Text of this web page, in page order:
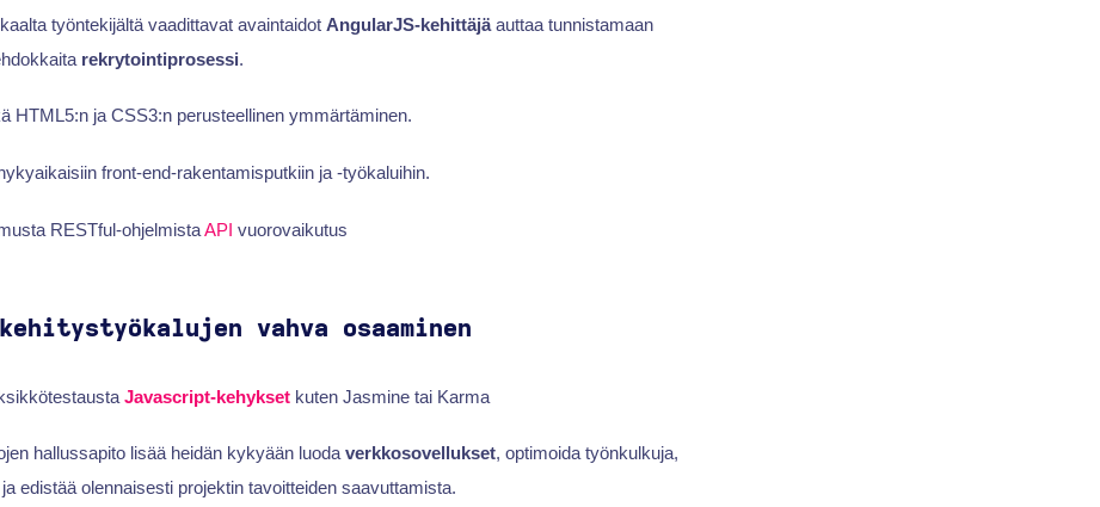
työntekijältä vaadittavat avaintaidot AngularJS-kehittäjäauttaa tunnistamaan
rekrytointiprosessi.
HTML5:n ja CSS3:n perusteellinen ymmärtäminen.
front-end-rakentamisputkiin ja -työkaluihin.
RESTful-ohjelmistaAPI vuorovaikutus
vahva osaaminen
Javascript-kehyksetkuten Jasmine tai Karma
hallussapito lisää heidän kykyään luodaverkkosovellukset, optimoida työnkulkuja,
edistää olennaisesti projektin tavoitteiden saavuttamista.